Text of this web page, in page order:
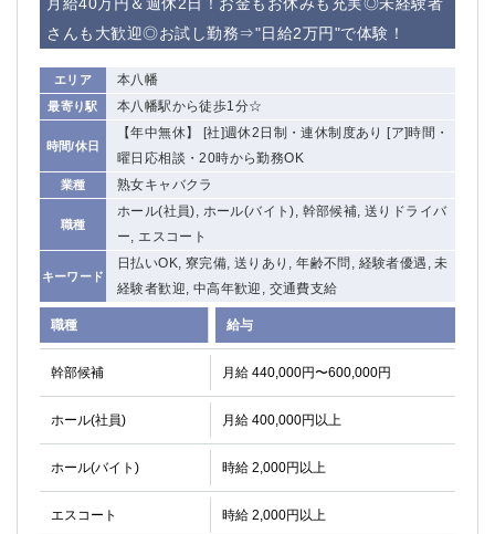
さんも大歓迎◎お試し勤務⇒"日給2万円"で体験！
エリア 本八幡
最寄り駅 本八幡駅から徒歩1分☆
時間/休日
【年中無休】 [社]週休2日制・連休制度あり [ア]時間・
曜日応相談・20時から勤務OK
業種 熟女キャバクラ
職種
ホール(社員), ホール(バイト), 幹部候補, 送りドライバ
ー, エスコート
キーワード
日払いOK, 寮完備, 送りあり, 年齢不問, 経験者優遇, 未
経験者歓迎, 中高年歓迎, 交通費支給
職種 給与
幹部候補 月給 440,000円〜600,000円
ホール(社員) 月給 400,000円以上
ホール(バイト) 時給 2,000円以上
エスコート 時給 2,000円以上
神奈川県
関内
横浜
川崎
本厚木
新横浜
平塚
武蔵小杉
橋本
小田原
関内・馬車道・日ノ出町 武蔵新城
戸塚
たまプラーザ
大船
相模原
厚木
横須賀
桜木町
大宮
南越谷
志木
川越